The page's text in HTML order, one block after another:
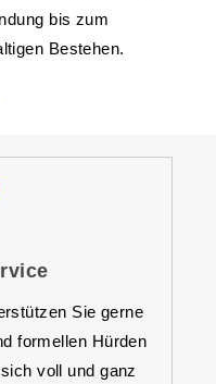
bis zum
Bestehen.
Sie gerne
formellen Hürden
voll und ganz